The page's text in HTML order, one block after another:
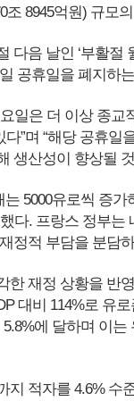
조 8945억원) 규모
다음 날인 ‘부활절
공휴일을 폐지하
일은 더 이상 종
”며 “해당 공휴
생산성이 향상될
5000유로씩 증
다. 프랑스 정부는
정적 부담을 분담
한 재정 상황을 반
대비 114%로 유
에 달하며 이
지 적자를 4.6% 수